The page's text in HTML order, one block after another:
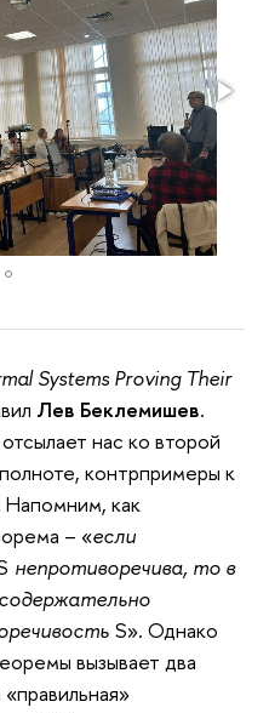
Systems Proving Their
Лев Беклемишев.
нас ко второй
контрпримеры к
Напомним, как
– «если
непротиворечива, то в
S». Однако
вызывает два